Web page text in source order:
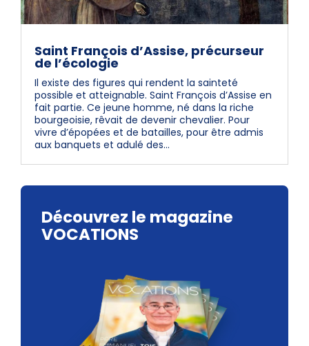
Saint François d’Assise, précurseur
de l’écologie
Il existe des figures qui rendent la sainteté
possible et atteignable. Saint François d’Assise en
fait partie. Ce jeune homme, né dans la riche
bourgeoisie, rêvait de devenir chevalier. Pour
vivre d’épopées et de batailles, pour être admis
aux banquets et adulé des...
Découvrez le magazine
VOCATIONS